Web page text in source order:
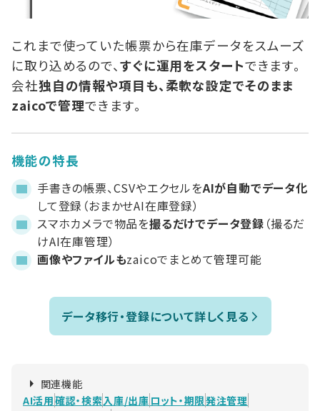
これまで使っていた帳票から在庫データをスムーズ
に取り込めるので、すぐに運用をスタートできます。
会社独自の情報や項目も、柔軟な設定でそのまま
zaicoで管理できます。
機能の特長
手書きの帳票、CSVやエクセルをAIが自動でデータ化
して登録（おまかせAI在庫登録）
スマホカメラで物品を撮るだけでデータ登録 （撮るだ
けAI在庫管理）
画像やファイルもzaicoでまとめて管理可能
データ移行・登録について詳しく見る
関連機能
AI活用確認・検索入庫/出庫 ロット・期限発注管理